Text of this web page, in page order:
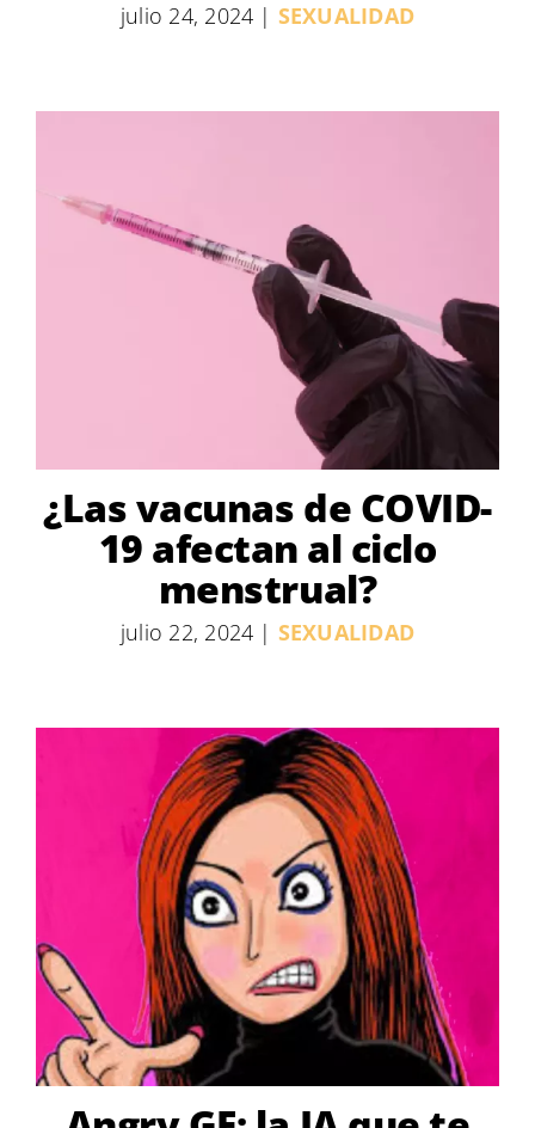
julio 24, 2024 | SEXUALIDAD
¿Las vacunas de COVID-
19 afectan al ciclo
menstrual?
julio 22, 2024 | SEXUALIDAD